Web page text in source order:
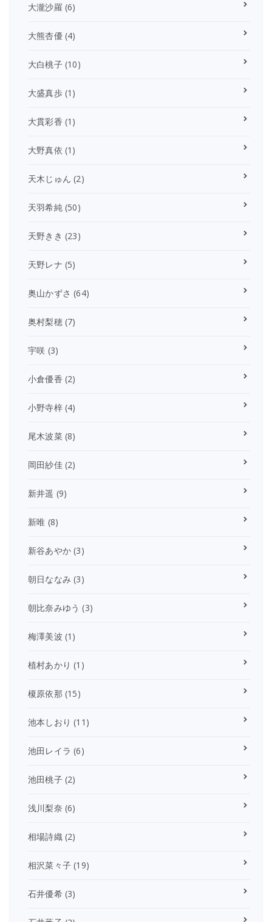
大瀧沙羅 (6)
大熊杏優(4)
大白桃子(10)
大盛真歩(1)
大貫彩香 (1)
大野真依 (1)
天木じゅん (2)
天羽希純(50)
天野きき (23)
天野レナ (5)
奥山かずさ (64)
奥村梨穂(7)
宇咲 (3)
小倉優香 (2)
小野寺梓(4)
尾木波菜(8)
岡田紗佳(2)
新井遥 (9)
新唯 (8)
新谷あやか (3)
朝日ななみ (3)
朝比奈みゆう (3)
梅澤美波 (1)
植村あかり (1)
榎原依那 (15)
池本しおり (11)
池田レイラ (6)
池田桃子(2)
浅川梨奈 (6)
相場詩織(2)
相沢菜々子 (19)
石井優希(3)